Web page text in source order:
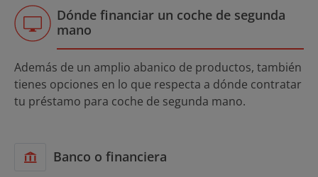
Dónde financiar un coche de segunda
mano
Además de un amplio abanico de productos, también
tienes opciones en lo que respecta a dónde contratar
tu préstamo para coche de segunda mano.
Banco o financiera